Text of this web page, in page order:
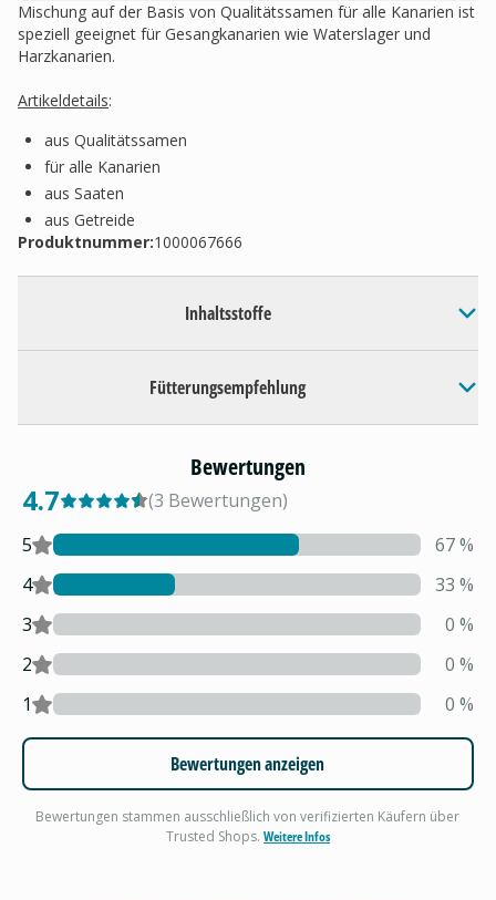
Mischung auf der Basis von Qualitätssamen für alle Kanarien ist
speziell geeignet für Gesangkanarien wie Waterslager und
Harzkanarien.
Artikeldetails:
aus Qualitätssamen
für alle Kanarien
aus Saaten
aus Getreide
Produktnummer:1000067666
Inhaltsstoffe
Fütterungsempfehlung
Bewertungen
4.7 (3 Bewertungen)
5
67%
4
33 %
3
0 %
2
0 %
1
0 %
Bewertungen anzeigen
Bewertungen stammen ausschließlich von verifizierten Käufern über
Trusted Shops. Weitere Infos